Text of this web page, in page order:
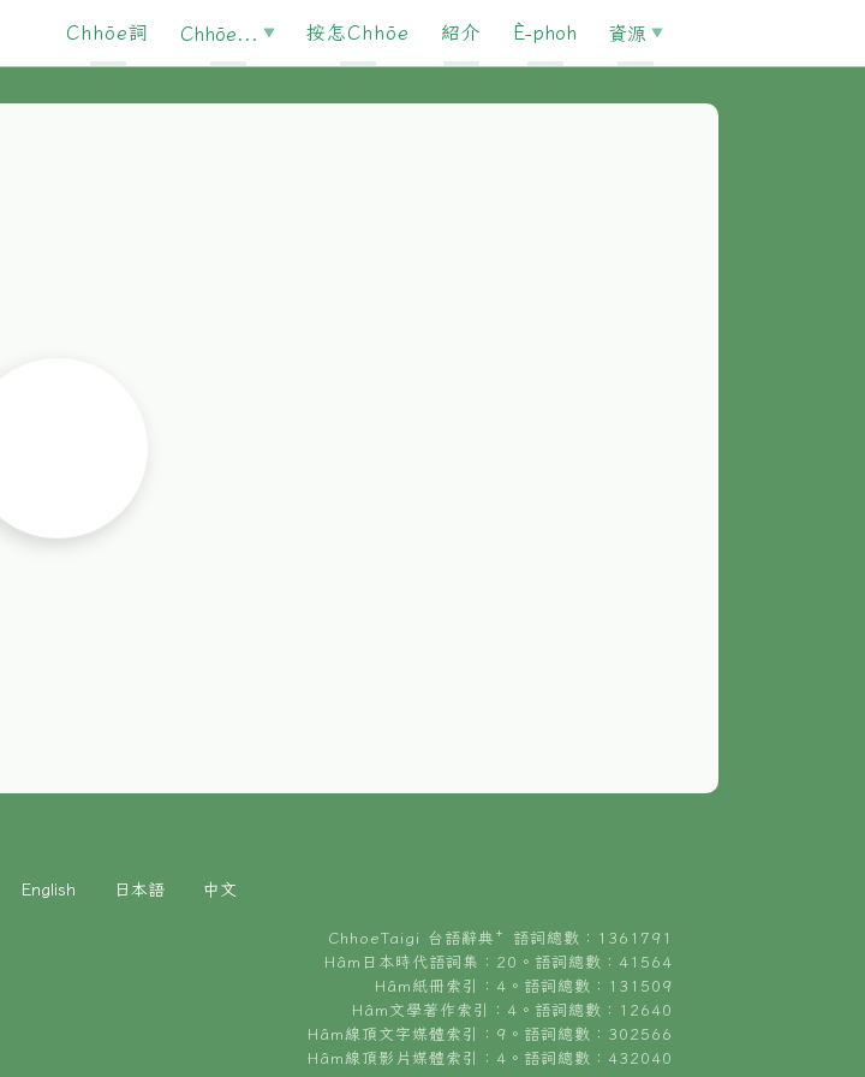
Chhōe詞 Chhōe... 按怎Chhōe 紹介 È-phoh 資源
English 日本語 中文
ChhoeTaigi 台語辭典⁺ 語詞總數：1361791
Hâm日本時代語詞集：20。語詞總數：41564
Hâm紙冊索引：4。語詞總數：131509
Hâm文學著作索引：4。語詞總數：12640
Hâm線頂文字媒體索引：9。語詞總數：302566
Hâm線頂影片媒體索引：4。語詞總數：432040